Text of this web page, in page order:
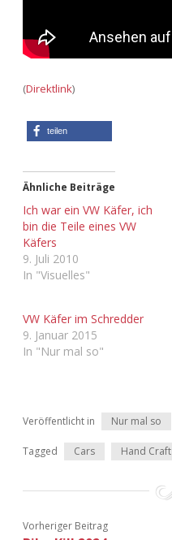
(Direktlink)
teilen
Ähnliche Beiträge
Ich war ein VW Käfer, ich
bin die Teile eines VW
Käfers
9. Juli 2010
In "Visuelles"
VW Käfer im Schredder
9. Januar 2015
In "Nur mal so"
Veröffentlicht in Nur mal so
Tagged Cars Hand Craft
Vorheriger Beitrag